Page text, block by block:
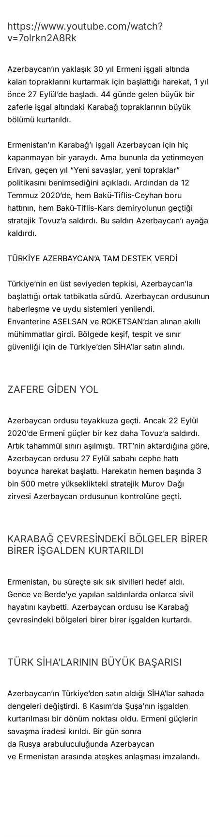
https://www.youtube.com/watch?
v=7olrkn2A8Rk
Azerbaycan’ın yaklaşık 30 yıl Ermeni işgali altında
kalan topraklarını kurtarmak için başlattığı harekat, 1 yıl
önce 27 Eylül’de başladı. 44 günde gelen büyük bir
zaferle işgal altındaki Karabağ topraklarının büyük
bölümü kurtarıldı.
Ermenistan’ın Karabağ’ı işgali Azerbaycan için hiç
kapanmayan bir yaraydı. Ama bununla da yetinmeyen
Erivan, geçen yıl “Yeni savaşlar, yeni topraklar”
politikasını benimsediğini açıkladı. Ardından da 12
Temmuz 2020’de, hem Bakü-Tiflis-Ceyhan boru
hattının, hem Bakü-Tiflis-Kars demiryolunun geçtiği
stratejik Tovuz’a saldırdı. Bu saldırı Azerbaycan’ı ayağa
kaldırdı.
TÜRKİYE AZERBAYCAN’A TAM DESTEK VERDİ
Türkiye’nin en üst seviyeden tepkisi, Azerbaycan’la
başlattığı ortak tatbikatla sürdü. Azerbaycan ordusunun
haberleşme ve uydu sistemleri yenilendi.
Envanterine ASELSAN ve ROKETSAN’dan alınan akıllı
mühimmatlar girdi. Bölgede keşif, tespit ve sınır
güvenliği için de Türkiye’den SİHA’lar satın alındı.
ZAFERE GİDEN YOL
Azerbaycan ordusu teyakkuza geçti. Ancak 22 Eylül
2020’de Ermeni güçler bir kez daha Tovuz’a saldırdı.
Artık tahammül sınırı aşılmıştı. TRT’nin aktardığına göre,
Azerbaycan ordusu 27 Eylül sabahı cephe hattı
boyunca harekat başlattı. Harekatın hemen başında 3
bin 500 metre yükseklikteki stratejik Murov Dağı
zirvesi Azerbaycan ordusunun kontrolüne geçti.
KARABAĞ ÇEVRESİNDEKİ BÖLGELER BİRER
BİRER İŞGALDEN KURTARILDI
Ermenistan, bu süreçte sık sık sivilleri hedef aldı.
Gence ve Berde’ye yapılan saldırılarda onlarca sivil
hayatını kaybetti. Azerbaycan ordusu ise Karabağ
çevresindeki bölgeleri birer birer işgalden kurtardı.
TÜRK SİHA’LARININ BÜYÜK BAŞARISI
Azerbaycan’ın Türkiye’den satın aldığı SİHA’lar sahada
dengeleri değiştirdi. 8 Kasım’da Şuşa’nın işgalden
kurtarılması bir dönüm noktası oldu. Ermeni güçlerin
savaşma iradesi kırıldı. Bir gün sonra
da Rusya arabuluculuğunda Azerbaycan
ve Ermenistan arasında ateşkes anlaşması imzalandı.